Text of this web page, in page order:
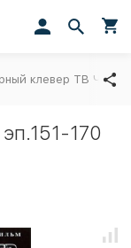
клевер ТВ Часть
170